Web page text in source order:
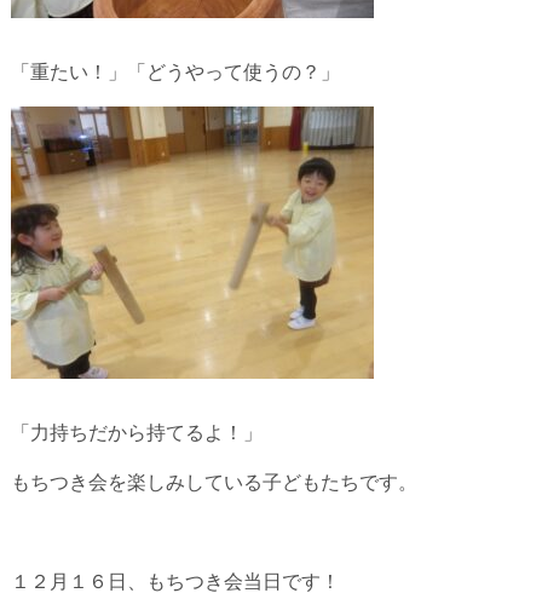
「重たい！」「どうやって使うの？」
「力持ちだから持てるよ！」
もちつき会を楽しみしている子どもたちです。
１２月１６日、もちつき会当日です！